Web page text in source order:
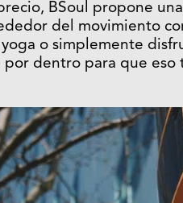
BSoul propone
del movimiento
o simplemente
dentro para que eso